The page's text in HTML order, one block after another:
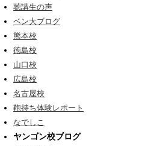
聴講生の声
ベン大ブログ
熊本校
徳島校
山口校
広島校
名古屋校
鞄持ち体験レポート
なでしこ
ヤンゴン校ブログ